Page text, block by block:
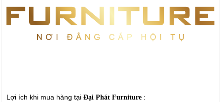
Lợi ích khi mua hàng tạiĐại Phát Furniture :